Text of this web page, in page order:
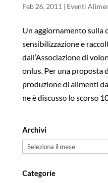
Feb 26, 2011 | Eventi
Un aggiornamento sulla
sensibilizzazione e
dall’Associazione di
onlus. Per una proposta
produzione di alimenti
ne è discusso lo scorso
Archivi
Archivi
Categorie